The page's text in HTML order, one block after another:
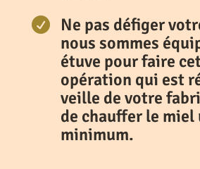

Ne pas défiger
nous sommes
étuve pour faire
opération qui est
veille de votre
de chauffer le miel
minimum.